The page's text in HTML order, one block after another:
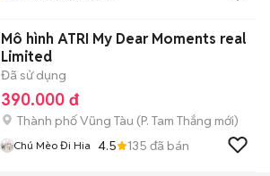
Mô hình ATRI My Dear Moments real
Limited
Đã sử dụng
390.000 đ
Thành phố Vũng Tàu (P. Tam Thắng mới)
Chú Mèo Đi Hia 4.5 135 đã bán